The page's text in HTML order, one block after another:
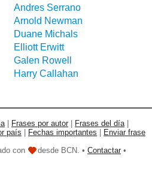
Andres Serrano
Arnold Newman
Duane Michals
Elliott Erwitt
Galen Rowell
Harry Callahan
| Frases por autor | Frases del día |
país | Fechas importantes | Enviar frase
con desde BCN. • Contactar •